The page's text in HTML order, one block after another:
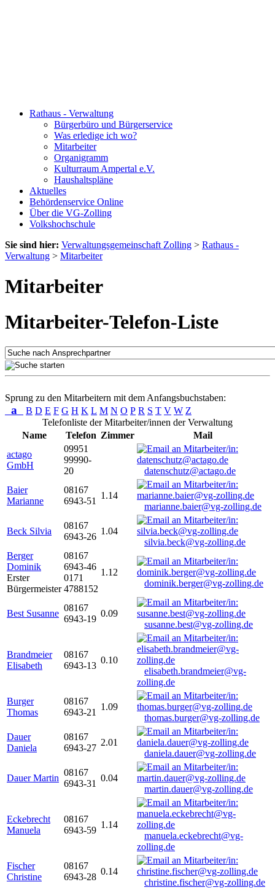
Rathaus - Verwaltung
Bürgerbüro und Bürgerservice
Was erledige ich wo?
Mitarbeiter
Organigramm
Kulturraum Ampertal e.V.
Haushaltspläne
Aktuelles
Behördenservice Online
Über die VG-Zolling
Volkshochschule
Sie sind hier: Verwaltungsgemeinschaft Zolling > Rathaus -
Verwaltung > Mitarbeiter
Mitarbeiter
Mitarbeiter-Telefon-Liste
Sprung zu den Mitarbeitern mit dem Anfangsbuchstaben:
a B D E F G H K L M N O P R S T V W Z
Telefonliste der Mitarbeiter/innen der Verwaltung
Name
Telefon Zimmer
Mail
actago
GmbH
09951
99990-
20
datenschutz@actago.de
Baier
Marianne
08167
6943-51
1.14
marianne.baier@vg-zolling.de
Beck Silvia
08167
6943-26
1.04
silvia.beck@vg-zolling.de
Berger
Dominik
Erster
Bürgermeister
08167
6943-46
0171
4788152
1.12
dominik.berger@vg-zolling.de
Best Susanne
08167
6943-19
0.09
susanne.best@vg-zolling.de
Brandmeier
Elisabeth
08167
6943-13
0.10
elisabeth.brandmeier@vg-
zolling.de
Burger
Thomas
08167
6943-21
1.09
thomas.burger@vg-zolling.de
Dauer
Daniela
08167
6943-27
2.01
daniela.dauer@vg-zolling.de
Dauer Martin
08167
6943-31
0.04
martin.dauer@vg-zolling.de
Eckebrecht
Manuela
08167
6943-59
1.14
manuela.eckebrecht@vg-
zolling.de
Fischer
Christine
08167
6943-28
0.14
christine.fischer@vg-zolling.de